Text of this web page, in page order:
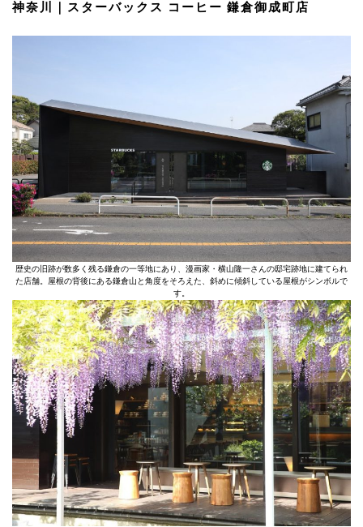
神奈川｜スターバックス コーヒー 鎌倉御成町店
歴史の旧跡が数多く残る鎌倉の一等地にあり、漫画家・横山隆一さんの邸宅跡地に建てられ
た店舗。屋根の背後にある鎌倉山と角度をそろえた、斜めに傾斜している屋根がシンボルで
す。